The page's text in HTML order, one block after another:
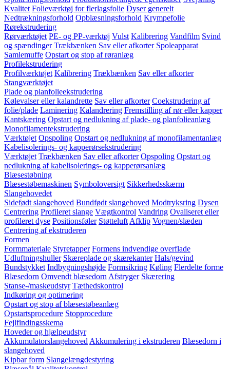
Kvalitet Folieværktøj for flerlagsfolie Dyser generelt
Nedtrækningsforhold Opblæsningsforhold Krympefolie
Rørekstrudering
Rørværktøjet PE- og PP-værktøj Vulst Kalibrering Vandfilm Svind
og spændinger Trækbænken Sav eller afkorter Spoleapparat
Samlemuffe Opstart og stop af røranlæg
Profilekstrudering
Profilværktøjet Kalibrering Trækbænken Sav eller afkorter
Stangværktøjet
Plade og planfolieekstrudering
Kølevalser eller kalandrette Sav eller afkorter Coekstrudering af
folie/plade Laminering Kalandrering Fremstilling af rør eller kapper
Kantskæring Opstart og nedlukning af plade- og planfolieanlæg
Monofilamentekstrudering
Værktøjet Opspoling Opstart og nedlukning af monofilamentanlæg
Kabelisolerings- og kapperørsekstrudering
Værktøjet Trækbænken Sav eller afkorter Opspoling Opstart og
nedlukning af kabelisolerings- og kapperørsanlæg
Blæsestøbning
Blæsestøbemaskinen Symboloversigt Sikkerhedsskærm
Slangehovedet
Sidefødt slangehoved Bundfødt slangehoved Modtryksring Dysen
Centrering Profileret slange Vægtkontrol Vandring Ovaliseret eller
profileret dyse Positionsføler Støtteluft Afklip Vognen/slæden
Centrering af ekstruderen
Formen
Formmateriale Styretapper Formens indvendige overflade
Udluftningshuller Skæreplade og skærekanter Hals/gevind
Bundstykket Indbygningshøjde Formsikring Køling Flerdelte forme
Blæsedorn Omvendt blæsedorn Afstryger Skærering
Stanse-/maskeudstyr Tæthedskontrol
Indkøring og optimering
Opstart og stop af blæsestøbeanlæg
Opstartsprocedure Stopprocedure
Fejlfindingsskema
Hoveder og hjælpeudstyr
Akkumulatorslangehoved Akkumulering i ekstruderen Blæsedorn i
slangehoved
Kipbar form Slangelængdestyring